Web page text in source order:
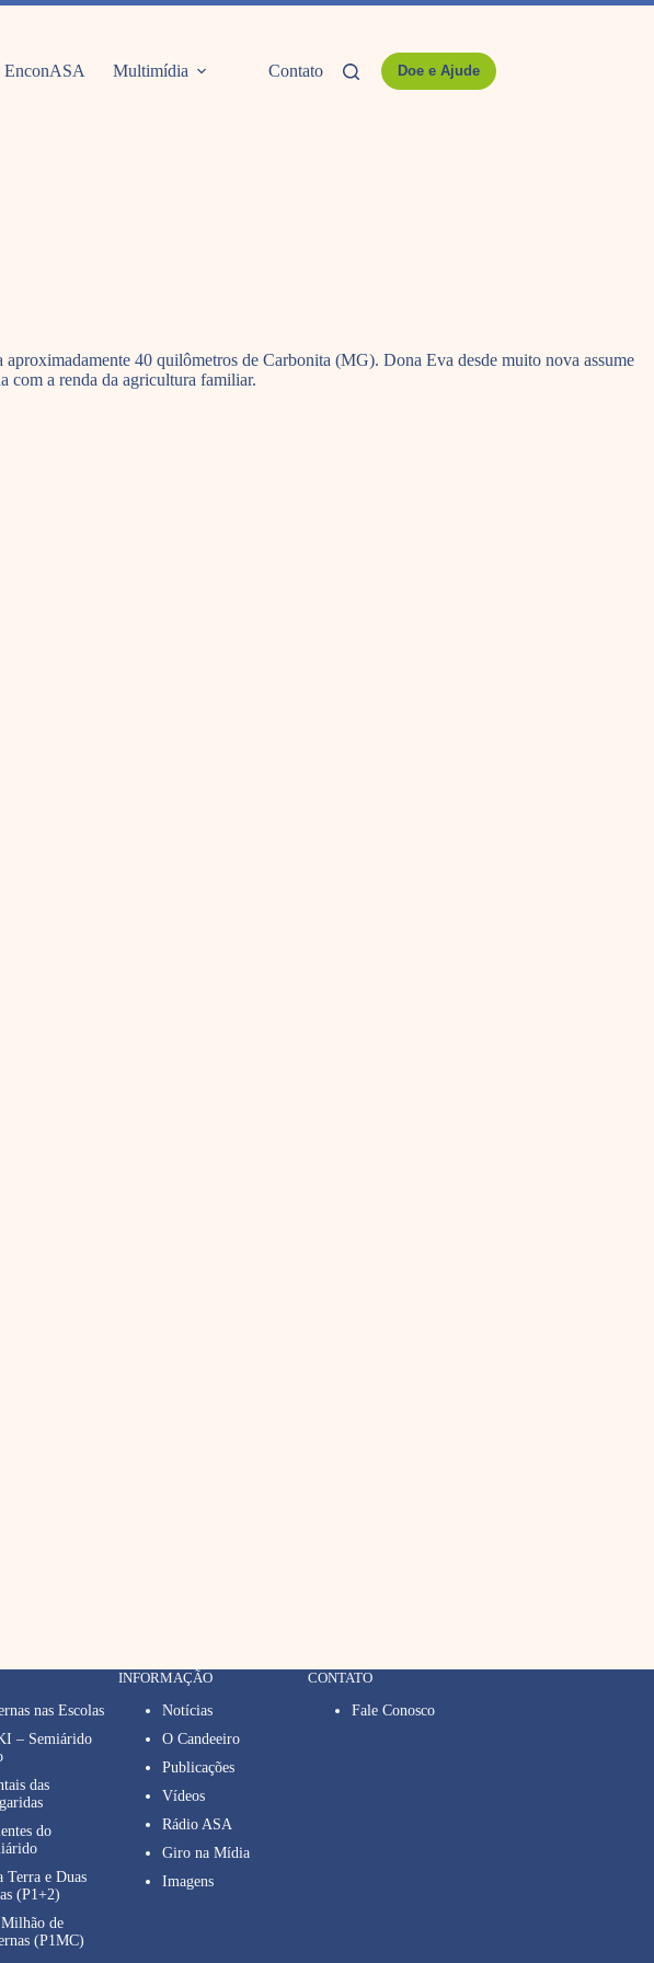
EnconASA Multimídia Contato Doe e Ajude
40 quilômetros de Carbonita (MG). Dona Eva desde muito nova assume
com a renda da agricultura familiar.
nas Escolas
– Semiárido
das
do
Terra e Duas
(P1+2)
de
(P1MC)
INFORMAÇÃO
Notícias
O Candeeiro
Publicações
Vídeos
Rádio ASA
Giro na Mídia
Imagens
CONTATO
Fale Conosco